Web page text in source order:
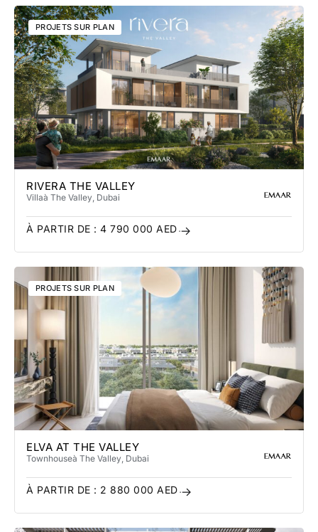
PROJETS SUR PLAN
RIVERA THE VALLEY
Villaà The Valley , Dubai
À PARTIR DE : 4 790 000 AED
PROJETS SUR PLAN
ELVA AT THE VALLEY
Townhouseà The Valley , Dubai
À PARTIR DE : 2 880 000 AED